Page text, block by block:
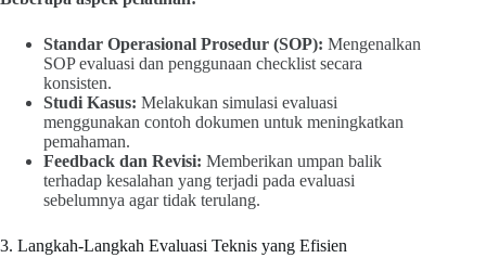
Standar Operasional Prosedur (SOP): Mengenalkan
SOP evaluasi dan penggunaan checklist secara
konsisten.
Studi Kasus: Melakukan simulasi evaluasi
menggunakan contoh dokumen untuk meningkatkan
pemahaman.
Feedback dan Revisi: Memberikan umpan balik
terhadap kesalahan yang terjadi pada evaluasi
sebelumnya agar tidak terulang.
3. Langkah-Langkah Evaluasi Teknis yang Efisien